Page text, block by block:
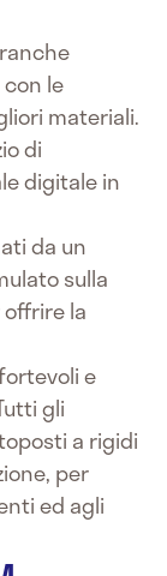
le
materiali.
di
digitale in
da un
sulla
la
e
gli
a rigidi
per
ed agli